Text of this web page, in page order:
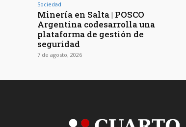
Sociedad
Minería en Salta | POSCO
Argentina codesarrolla una
plataforma de gestión de
seguridad
7 de agosto, 2026